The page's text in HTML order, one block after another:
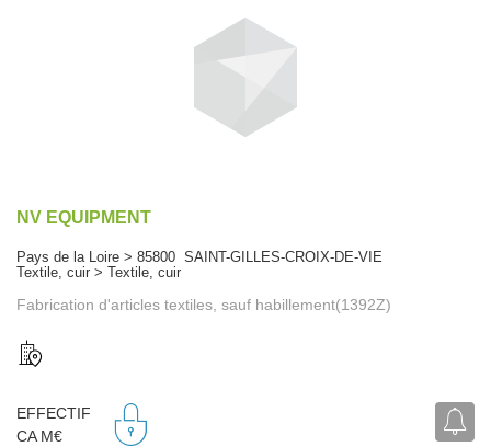
NV EQUIPMENT
Pays de la Loire > 85800 SAINT-GILLES-CROIX-DE-VIE
Textile, cuir > Textile, cuir
Fabrication d'articles textiles, sauf habillement(1392Z)
EFFECTIF
CA M€